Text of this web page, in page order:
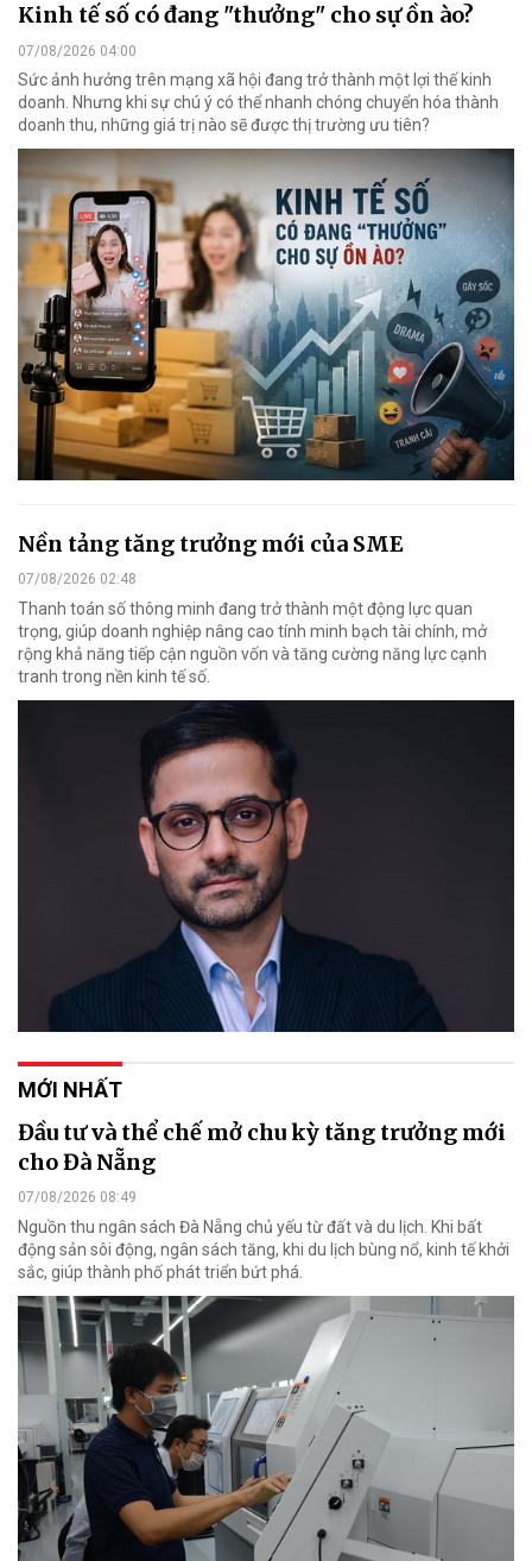
Kinh tế số có đang "thưởng" cho sự ồn ào?
07/08/2026 04:00
Sức ảnh hưởng trên mạng xã hội đang trở thành một lợi thế kinh
doanh. Nhưng khi sự chú ý có thể nhanh chóng chuyển hóa thành
doanh thu, những giá trị nào sẽ được thị trường ưu tiên?
Nền tảng tăng trưởng mới của SME
07/08/2026 02:48
Thanh toán số thông minh đang trở thành một động lực quan
trọng, giúp doanh nghiệp nâng cao tính minh bạch tài chính, mở
rộng khả năng tiếp cận nguồn vốn và tăng cường năng lực cạnh
tranh trong nền kinh tế số.
MỚI NHẤT
Đầu tư và thể chế mở chu kỳ tăng trưởng mới
cho Đà Nẵng
07/08/2026 08:49
Nguồn thu ngân sách Đà Nẵng chủ yếu từ đất và du lịch. Khi bất
động sản sôi động, ngân sách tăng, khi du lịch bùng nổ, kinh tế khởi
sắc, giúp thành phố phát triển bứt phá.